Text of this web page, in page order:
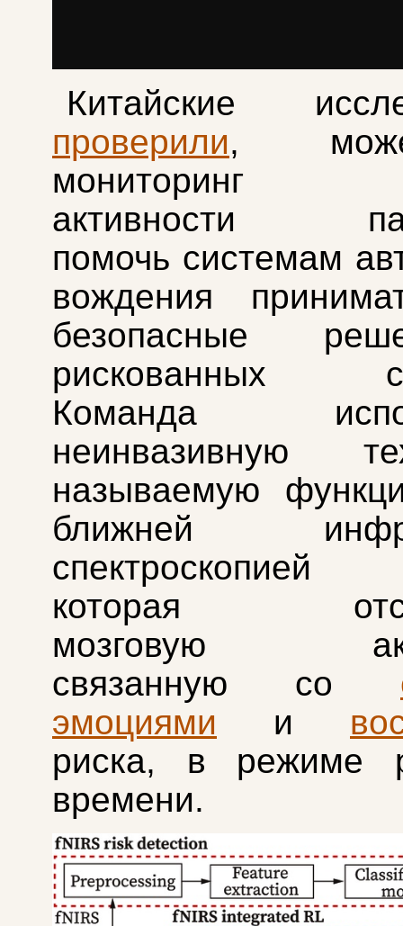
Китайские
проверили,
мониторинг
активности
помочь системам
вождения
безопасные
рискованных
Команда
неинвазивную
называемую
ближней
которая
мозговую
связанную со
эмоциями и
риска, в режиме
времени.